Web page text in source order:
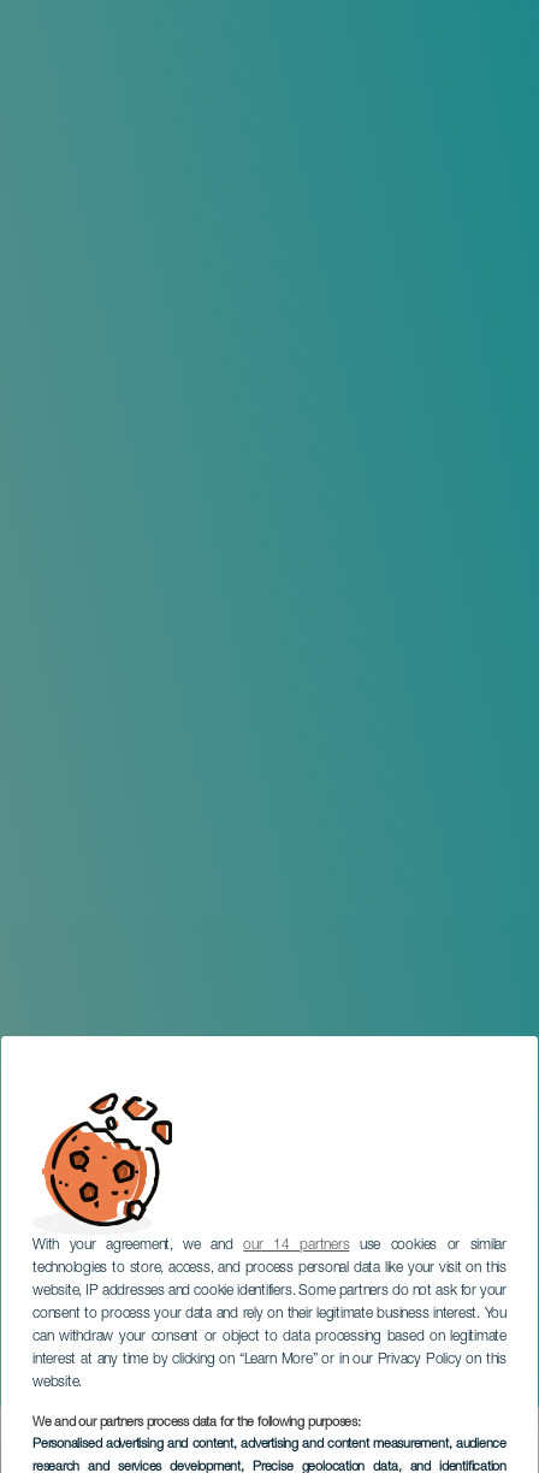
With your agreement, we andour 14 partnersuse cookies or similar
technologies to store, access, and process personal data like your visit on this
website, IP addresses and cookie identifiers. Some partners do not ask for your
consent to process your data and rely on their legitimate business interest. You
can withdraw your consent or object to data processing based on legitimate
interest at any time by clicking on “Learn More” or in our Privacy Policy on this
website.
We and our partners process data for the following purposes:
Personalised advertising and content, advertising and content measurement, audience
research and services development, Precise geolocation data, and identification
9º Salón Gastronómico de
Canarias - GastroCanarias
TENERIFE
Imagen
Listado